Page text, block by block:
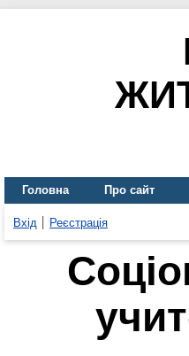
Головна Про сайт
Вхід Реєстрація